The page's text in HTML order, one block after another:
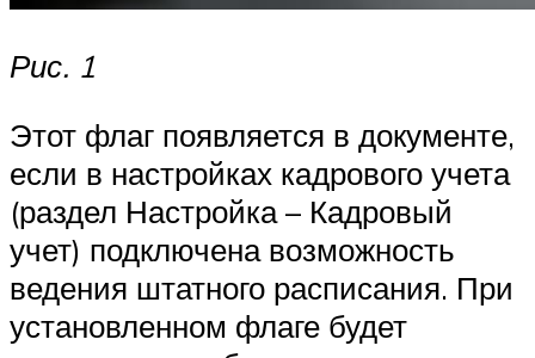
Рис. 1
Этот флаг появляется в документе,
если в настройках кадрового учета
(раздел Настройка – Кадровый
учет) подключена возможность
ведения штатного расписания. При
установленном флаге будет